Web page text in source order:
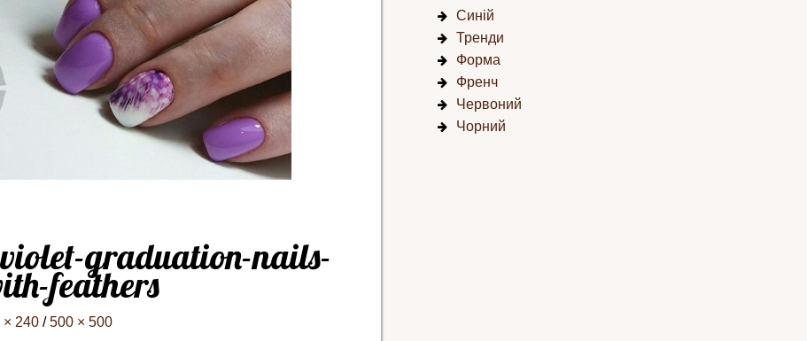
graduation-nails-
feathers
× 240 / 500 × 500
Синій
Тренди
Форма
Френч
Червоний
Чорний